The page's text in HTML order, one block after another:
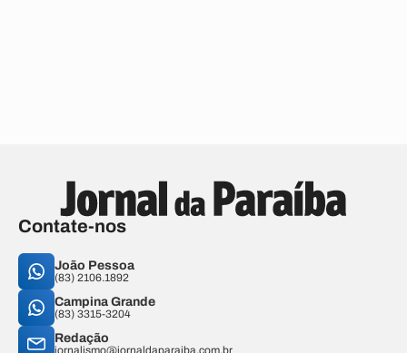
Contate-nos
João Pessoa
(83) 2106.1892
Campina Grande
(83) 3315-3204
Redação
jornalismo@jornaldaparaiba.com.br